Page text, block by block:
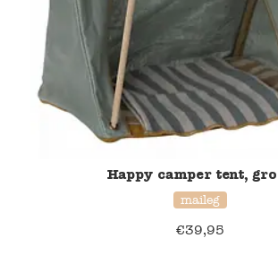
Happy camper tent,
maileg
€39,95